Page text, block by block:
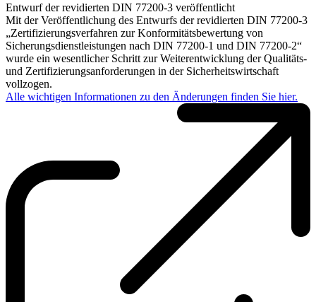
Entwurf der revidierten DIN 77200-3 veröffentlicht
Mit der Veröffentlichung des Entwurfs der revidierten DIN 77200-3
„Zertifizierungsverfahren zur Konformitätsbewertung von
Sicherungsdienstleistungen nach DIN 77200-1 und DIN 77200-2“
wurde ein wesentlicher Schritt zur Weiterentwicklung der Qualitäts-
und Zertifizierungsanforderungen in der Sicherheitswirtschaft
vollzogen.
Alle wichtigen Informationen zu den Änderungen finden Sie hier.